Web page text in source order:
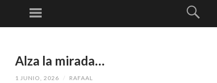
Menú
CONTENIDO
Alza la mirada…
1 JUNIO, 2026 / RAFAAL